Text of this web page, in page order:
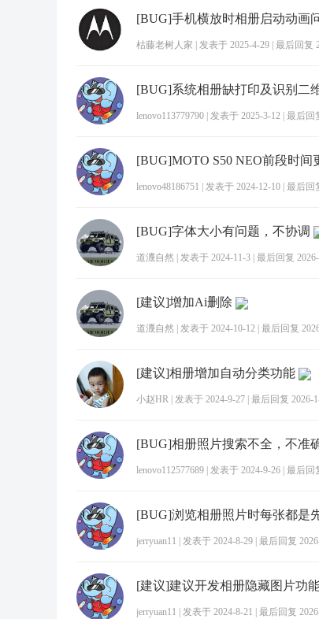
[BUG]手机横放时相册启动动画
枯藤老树人家 发表于 2025-4-29 最后回复
[BUG]系统相册缺打印及识别二
lenovo113779790 发表于 2025-3-12 最后回
lenovo48186751 发表于 2024-12-10 最后回
[BUG]字体大小有问题，不协调
道灋自然 发表于 2024-11-3 最后回复
[建议]增加Ai删除
道灋自然 发表于 2024-10-12 最后回复
[建议]相册增加自动分类功能
小赵HR 发表于 2024-9-27 最后回复 2026-
[BUG]相册照片搜索不全，不准
lenovo112577689 发表于 2024-9-26 最后回
[BUG]浏览相册照片时每张都是
jerryuan11 发表于 2024-8-29 最后回复
[建议]建议开发相册隐藏图片功
jerryuan11 发表于 2024-8-21 最后回复